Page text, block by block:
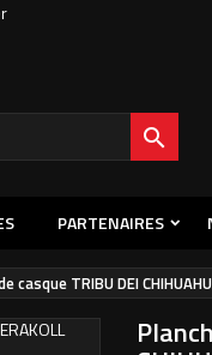

PARTENAIRES
casque TRIBU DEI